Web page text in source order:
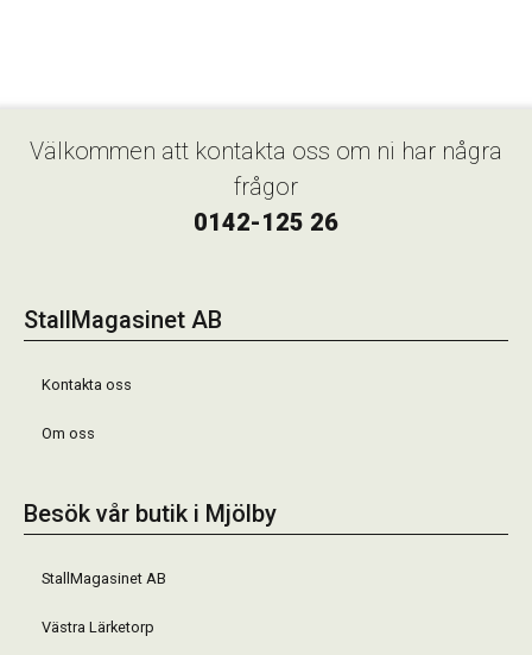
Välkommen att kontakta oss om ni har några
frågor
0142-125 26
StallMagasinet AB
Kontakta oss
Om oss
Besök vår butik i Mjölby
StallMagasinet AB
Västra Lärketorp